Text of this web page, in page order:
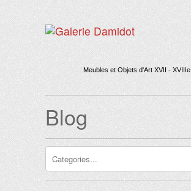
Meubles et Objets d'Art XVII - XVIIIe
Blog